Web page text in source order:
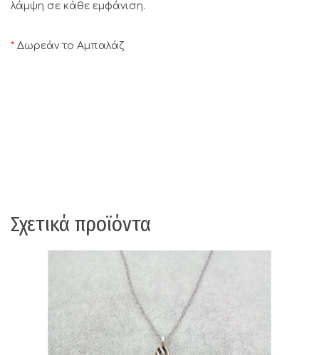
λάμψη σε κάθε εμφάνιση.
* Δωρεάν το Αμπαλάζ
Σχετικά προϊόντα